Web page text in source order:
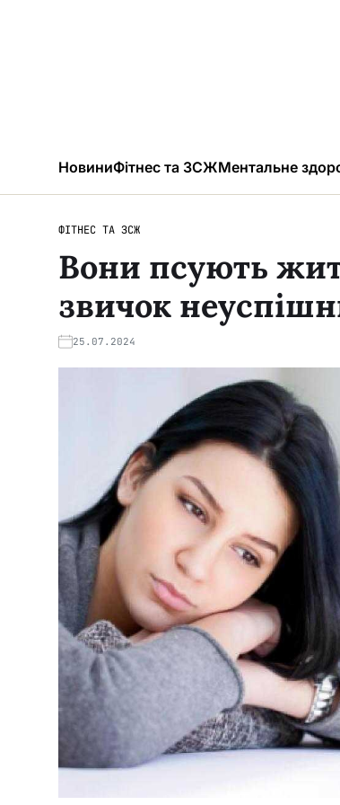
НовиниФітнес та ЗСЖМентальне
ФІТНЕС ТА ЗСЖ
Вони псують
звичок
25.07.2024